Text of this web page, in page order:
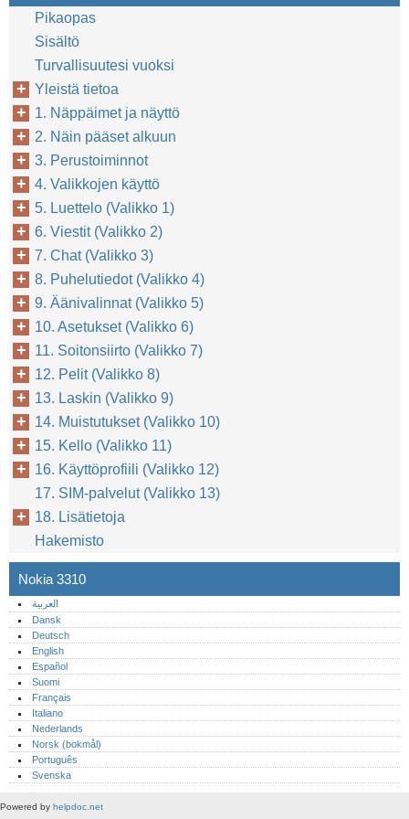
Pikaopas
Sisältö
Turvallisuutesi vuoksi
Yleistä tietoa
1. Näppäimet ja näyttö
2. Näin pääset alkuun
3. Perustoiminnot
4. Valikkojen käyttö
5. Luettelo (Valikko 1)
6. Viestit (Valikko 2)
7. Chat (Valikko 3)
8. Puhelutiedot (Valikko 4)
9. Äänivalinnat (Valikko 5)
10. Asetukset (Valikko 6)
11. Soitonsiirto (Valikko 7)
12. Pelit (Valikko 8)
13. Laskin (Valikko 9)
14. Muistutukset (Valikko 10)
15. Kello (Valikko 11)
16. Käyttöprofiili (Valikko 12)
17. SIM-palvelut (Valikko 13)
18. Lisätietoja
Hakemisto
Nokia 3310
العربية
Dansk
Deutsch
English
Español
Suomi
Français
Italiano
Nederlands
Norsk (bokmål)‎
Português‎
Svenska
Powered by helpdoc.net